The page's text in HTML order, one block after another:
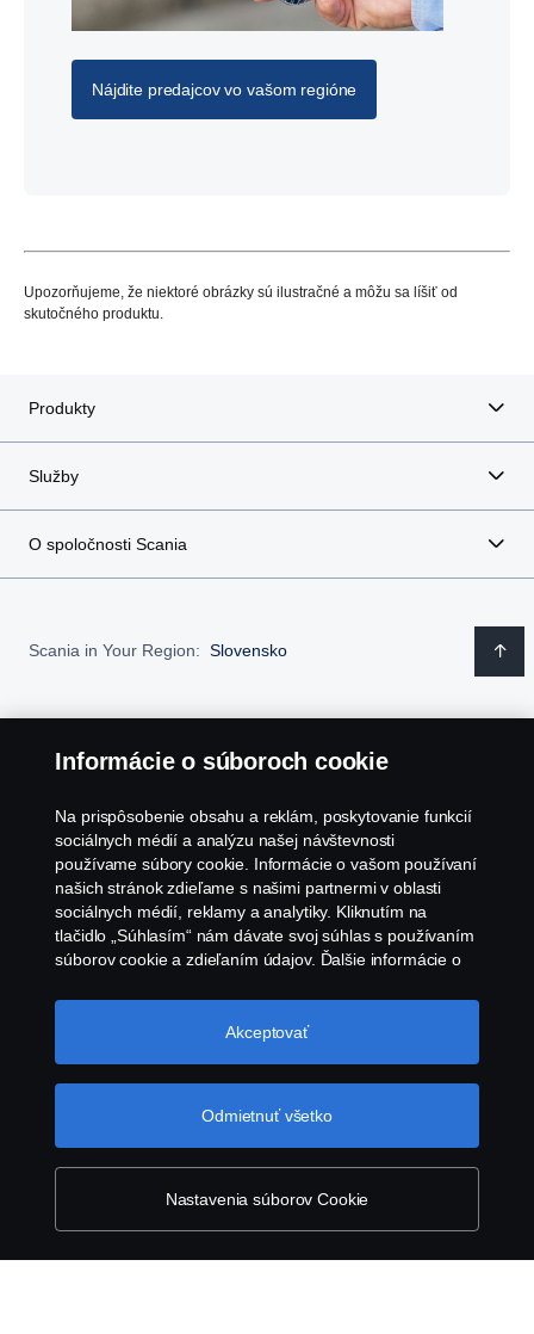
Nájdite predajcov vo vašom regióne
Upozorňujeme, že niektoré obrázky sú ilustračné a môžu sa líšiť od
skutočného produktu.
Produkty
Služby
O spoločnosti Scania
Scania in Your Region: Slovensko
Vyhlásenie o ochrane osobných údajov
Kontaktujte nás
Všeobecné zmluvné podmienky
Oznámenie porušenia predpisov
Zásady Cookies
Zásady používania súborov cookie spoločnosti
Scania
Informácie o súboroch cookie
Na prispôsobenie obsahu a reklám, poskytovanie funkcií
sociálnych médií a analýzu našej návštevnosti
používame súbory cookie. Informácie o vašom používaní
našich stránok zdieľame s našimi partnermi v oblasti
sociálnych médií, reklamy a analytiky. Kliknutím na
tlačidlo „Súhlasím“ nám dávate svoj súhlas s používaním
súborov cookie a zdieľaním údajov. Ďalšie informácie o
o súboroch cookie, ktorú nájdete kliknutím na odkaz za
týmto textom. Svoje súbory cookie môžete spravovať tiež
Nastavenia súborov Cookie
Odmietnuť všetko
Akceptovať